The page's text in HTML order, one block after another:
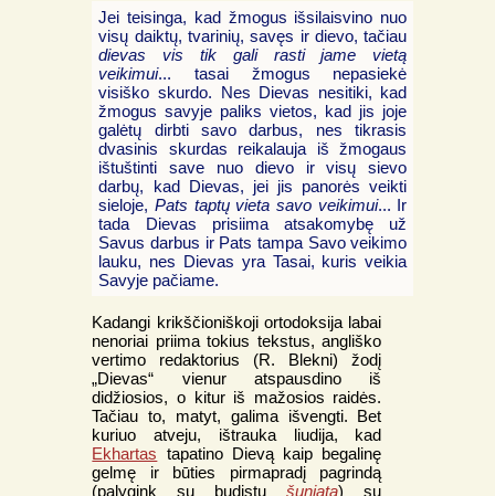
Jei teisinga, kad žmogus išsilaisvino nuo
visų daiktų, tvarinių, savęs ir dievo, tačiau
dievas vis tik gali rasti jame vietą
veikimui... tasai žmogus nepasiekė
visiško skurdo. Nes Dievas nesitiki, kad
žmogus savyje paliks vietos, kad jis joje
galėtų dirbti savo darbus, nes tikrasis
dvasinis skurdas reikalauja iš žmogaus
ištuštinti save nuo dievo ir visų sievo
darbų, kad Dievas, jei jis panorės veikti
sieloje,Pats taptų vieta savo veikimui... Ir
tada Dievas prisiima atsakomybę už
Savus darbus ir Pats tampa Savo veikimo
lauku, nes Dievas yra Tasai, kuris veikia
Savyje pačiame.
Kadangi krikščioniškoji ortodoksija labai
nenoriai priima tokius tekstus, angliško
vertimo redaktorius (R. Blekni) žodį
„Dievas“ vienur atspausdino iš
didžiosios, o kitur iš mažosios raidės.
Tačiau to, matyt, galima išvengti. Bet
kuriuo atveju, ištrauka liudija, kad
Ekhartas tapatino Dievą kaip begalinę
gelmę ir būties pirmapradį pagrindą
(palygink su budistųšunjata) su